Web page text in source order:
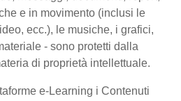
e in movimento (inclusi le
ecc.), le musiche, i grafici,
- sono protetti dalla
di proprietà intellettuale.
e-Learning i Contenuti